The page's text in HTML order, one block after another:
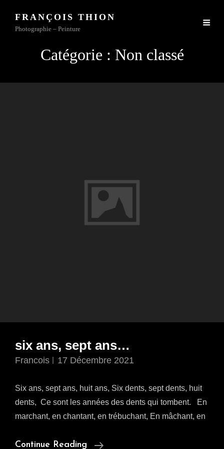
FRANÇOIS THION
Photographie – Peinture
Catégorie : Non classé
six ans, sept ans…
Francois 17 Décembre 2021
Six ans, sept ans, huit ans, Six dents, sept dents, huit
dents, Ce sont les années des dents qui tombent. En
marchant, en chantant, en trébuchant, En mâchant, en
Continue Reading Six